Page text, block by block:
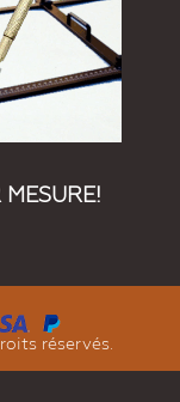
réservés.